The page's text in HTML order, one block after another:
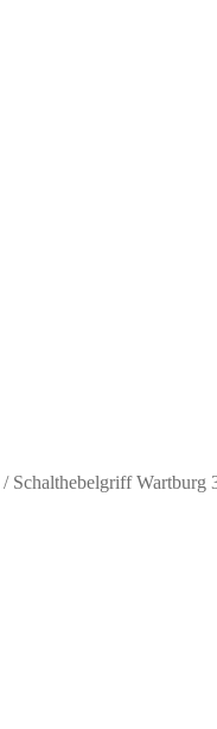
/ Schalthebelgriff Wartburg